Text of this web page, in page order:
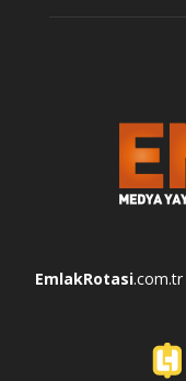
EmlakRotasi.com.tr